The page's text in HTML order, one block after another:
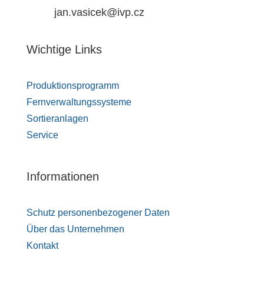
jan.vasicek@ivp.cz
Wichtige Links
Produktionsprogramm
Fernverwaltungssysteme
Sortieranlagen
Service
Informationen
Schutz personenbezogener Daten
Über das Unternehmen
Kontakt